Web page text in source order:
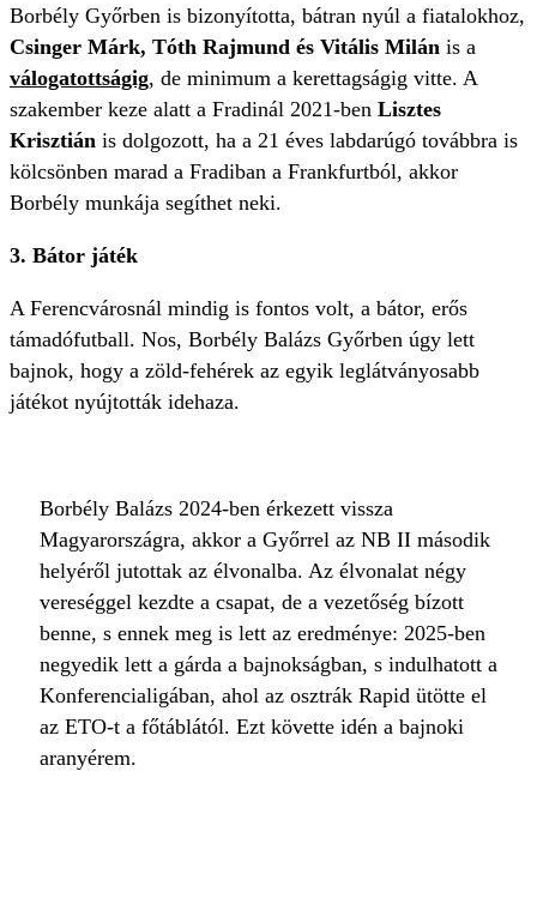
Borbély Győrben is bizonyította, bátran nyúl a fiatalokhoz,
Csinger Márk, Tóth Rajmund és Vitális Milán is a
válogatottságig, de minimum a kerettagságig vitte. A
szakember keze alatt a Fradinál 2021-ben Lisztes
Krisztián is dolgozott, ha a 21 éves labdarúgó továbbra is
kölcsönben marad a Fradiban a Frankfurtból, akkor
Borbély munkája segíthet neki.
3. Bátor játék
A Ferencvárosnál mindig is fontos volt, a bátor, erős
támadófutball. Nos, Borbély Balázs Győrben úgy lett
bajnok, hogy a zöld-fehérek az egyik leglátványosabb
játékot nyújtották idehaza.
Borbély Balázs 2024-ben érkezett vissza
Magyarországra, akkor a Győrrel az NB II második
helyéről jutottak az élvonalba. Az élvonalat négy
vereséggel kezdte a csapat, de a vezetőség bízott
benne, s ennek meg is lett az eredménye: 2025-ben
negyedik lett a gárda a bajnokságban, s indulhatott a
Konferencialigában, ahol az osztrák Rapid ütötte el
az ETO-t a főtáblától. Ezt követte idén a bajnoki
aranyérem.